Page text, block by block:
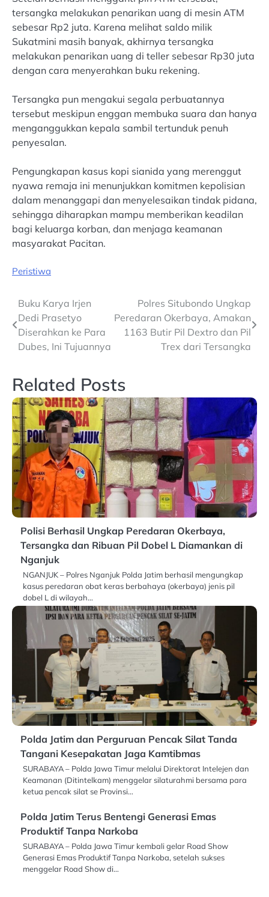
tersangka melakukan penarikan uang di mesin ATM
sebesar Rp2 juta. Karena melihat saldo milik
Sukatmini masih banyak, akhirnya tersangka
melakukan penarikan uang di teller sebesar Rp30 juta
dengan cara menyerahkan buku rekening.
Tersangka pun mengakui segala perbuatannya
tersebut meskipun enggan membuka suara dan hanya
menganggukkan kepala sambil tertunduk penuh
penyesalan.
Pengungkapan kasus kopi sianida yang merenggut
nyawa remaja ini menunjukkan komitmen kepolisian
dalam menanggapi dan menyelesaikan tindak pidana,
sehingga diharapkan mampu memberikan keadilan
bagi keluarga korban, dan menjaga keamanan
masyarakat Pacitan.
Peristiwa
Post
navigation
Buku Karya Irjen
Dedi Prasetyo
Diserahkan ke Para
Dubes, Ini Tujuannya
Polres Situbondo Ungkap
Peredaran Okerbaya, Amakan
1163 Butir Pil Dextro dan Pil
Trex dari Tersangka
Related Posts
Polisi Berhasil Ungkap Peredaran Okerbaya,
Tersangka dan Ribuan Pil Dobel L Diamankan di
Nganjuk
NGANJUK – Polres Nganjuk Polda Jatim berhasil mengungkap
kasus peredaran obat keras berbahaya (okerbaya) jenis pil
dobel L di wilayah…
Polda Jatim dan Perguruan Pencak Silat Tanda
Tangani Kesepakatan Jaga Kamtibmas
SURABAYA – Polda Jawa Timur melalui Direktorat Intelejen dan
Keamanan (Ditintelkam) menggelar silaturahmi bersama para
ketua pencak silat se Provinsi…
Polda Jatim Terus Bentengi Generasi Emas
Produktif Tanpa Narkoba
SURABAYA – Polda Jawa Timur kembali gelar Road Show
Generasi Emas Produktif Tanpa Narkoba, setelah sukses
menggelar Road Show di…